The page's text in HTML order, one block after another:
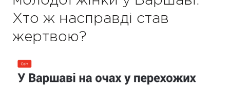
Хто ж насправді став
жертвою?